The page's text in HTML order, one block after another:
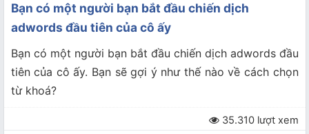
Bạn có một người bạn bắt đầu chiến dịch
adwords đầu tiên của cô ấy
Bạn có một người bạn bắt đầu chiến dịch adwords đầu
tiên của cô ấy. Bạn sẽ gợi ý như thế nào về cách chọn
từ khoá?
35.310 lượt xem